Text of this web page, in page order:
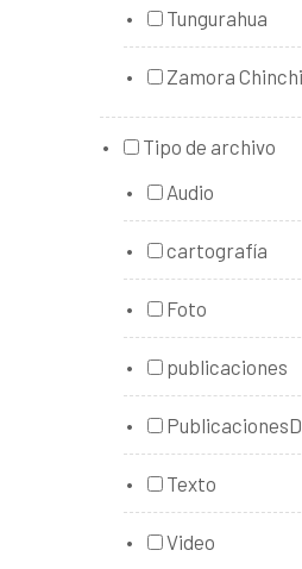
Tungurahua
Zamora
Tipo de archivo
Audio
cartografía
Foto
publicaciones
Texto
Video